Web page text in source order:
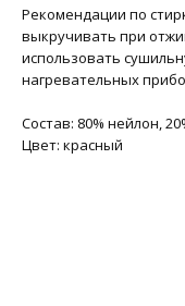
Рекомендации по
выкручивать при
использовать
нагревательных
Состав: 80% нейлон,
Цвет: красный